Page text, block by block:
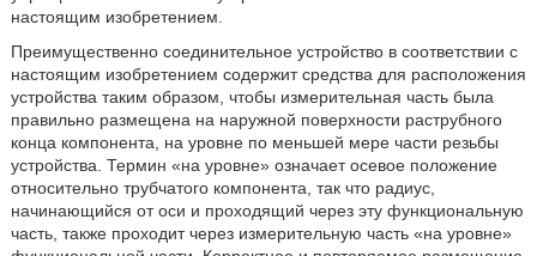
настоящим изобретением.
Преимущественно соединительное устройство в соответствии с
настоящим изобретением содержит средства для расположения
устройства таким образом, чтобы измерительная часть была
правильно размещена на наружной поверхности раструбного
конца компонента, на уровне по меньшей мере части резьбы
устройства. Термин «на уровне» означает осевое положение
относительно трубчатого компонента, так что радиус,
начинающийся от оси и проходящий через эту функциональную
часть, также проходит через измерительную часть «на уровне»